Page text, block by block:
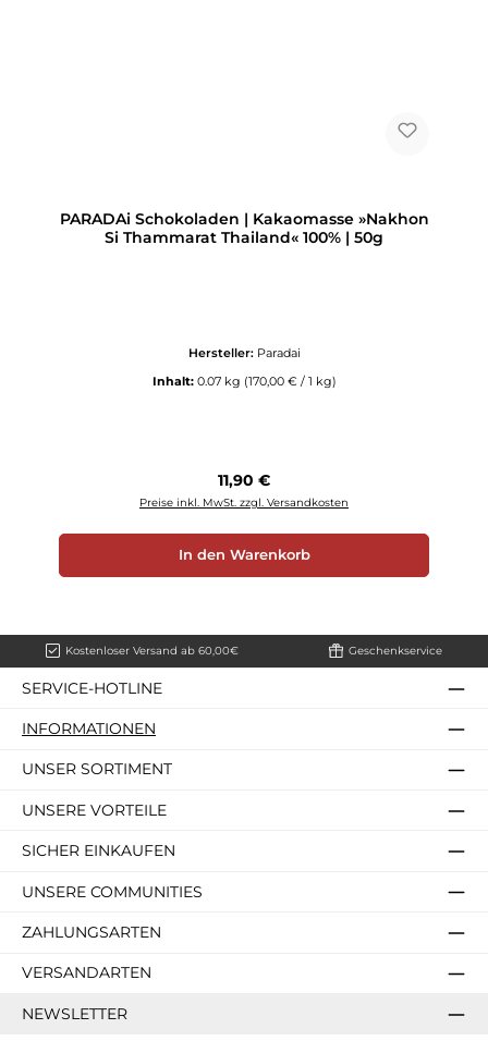
PARADAi Schokoladen | Kakaomasse »Nakhon
Si Thammarat Thailand« 100% | 50g
Hersteller: Paradai
Inhalt: 0.07 kg (170,00 € / 1 kg)
Regulärer Preis:
11,90 €
Preise inkl. MwSt. zzgl. Versandkosten
In den Warenkorb
Kostenloser Versand ab 60,00€ Geschenkservice
SERVICE-HOTLINE
INFORMATIONEN
UNSER SORTIMENT
UNSERE VORTEILE
SICHER EINKAUFEN
UNSERE COMMUNITIES
ZAHLUNGSARTEN
VERSANDARTEN
NEWSLETTER